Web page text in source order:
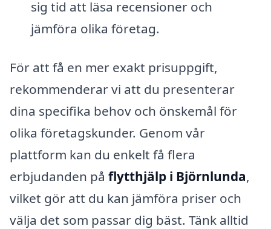
sig tid att läsa recensioner och
jämföra olika företag.
För att få en mer exakt prisuppgift,
rekommenderar vi att du presenterar
dina specifika behov och önskemål för
olika företagskunder. Genom vår
plattform kan du enkelt få flera
erbjudanden på flytthjälp i Björnlunda,
vilket gör att du kan jämföra priser och
välja det som passar dig bäst. Tänk alltid